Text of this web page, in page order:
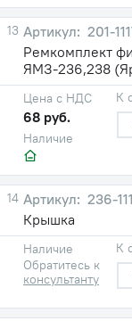
13
201-
Ремкомплект
ЯМЗ-236,238
Наличие
Цена с НДС
68 руб.
К
14
236-
Крышка
Наличие
Обратитесь к
консультанту
К